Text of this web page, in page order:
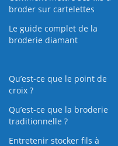
broder sur cartelettes
Le guide complet de la
broderie diamant
Qu’est-ce que le point de
croix ?
Qu’est-ce que la broderie
traditionnelle ?
Entretenir stocker fils à